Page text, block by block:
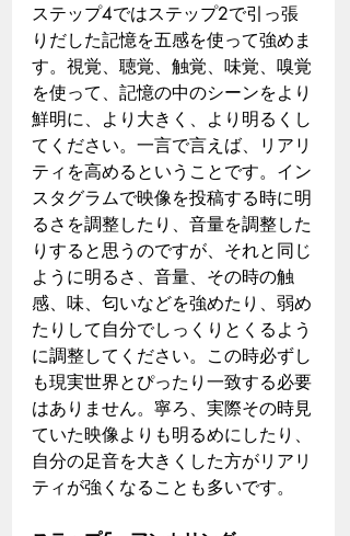
ステップ4ではステップ2で引っ張
りだした記憶を五感を使って強めま
す。視覚、聴覚、触覚、味覚、嗅覚
を使って、記憶の中のシーンをより
鮮明に、より大きく、より明るくし
てください。一言で言えば、リアリ
ティを高めるということです。イン
スタグラムで映像を投稿する時に明
るさを調整したり、音量を調整した
りすると思うのですが、それと同じ
ように明るさ、音量、その時の触
感、味、匂いなどを強めたり、弱め
たりして自分でしっくりとくるよう
に調整してください。この時必ずし
も現実世界とぴったり一致する必要
はありません。寧ろ、実際その時見
ていた映像よりも明るめにしたり、
自分の足音を大きくした方がリアリ
ティが強くなることも多いです。